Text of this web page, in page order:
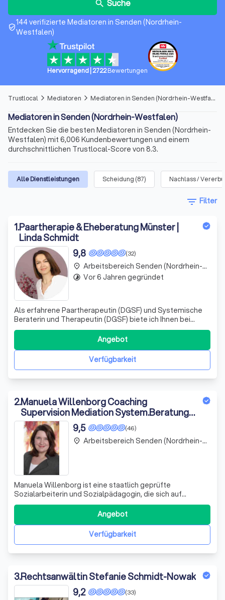
search Suche
verified_user
144 verifizierte Mediatoren in Senden (Nordrhein-
Westfalen)
Hervorragend| 2722 Bewertungen
Trustlocal arrow_forward_ios Mediatoren arrow_forward_ios Mediatoren in Senden (Nordrhein-Westfalen)
Mediatoren in Senden (Nordrhein-Westfalen)
Entdecken Sie die besten Mediatoren in Senden (Nordrhein-
Westfalen) mit 6,006 Kundenbewertungen und einem
durchschnittlichen Trustlocal-Score von 8.3.
Alle Dienstleistungen Scheidung (87) Nachlass /
filter_list Filter
1.Paartherapie & Eheberatung Münster |
Linda Schmidt
(32)
9,8
Als erfahrene Paartherapeutin (DGSF) und Systemische
Beraterin und Therapeutin (DGSF) biete ich Ihnen bei
PAARTIME eine professionelle Unterstützung an, um Ihre
Beziehung zu stärken und zu verbessern.
Verfügbarkeit
Angebot
place Arbeitsbereich Senden (Nordrhein-Westfalen)
timelapse Vor 6 Jahren gegründet
2.Manuela Willenborg Coaching
Supervision Mediation System.Beratung
Traumafachberatung Paarberatung
Hypnosystemische Beratung
(46)
9,5
Manuela Willenborg ist eine staatlich geprüfte
Sozialarbeiterin und Sozialpädagogin, die sich auf
systemische Supervision, Mediation und Beratung
spezialisiert hat. Mit ihrer langjährigen Erfahrung im
psychosozialen und pädagogischen Bereich bietet sie
eine umfassende Beratung, die auf Vertrauen und
Verfügbarkeit
Angebot
place Arbeitsbereich Senden (Nordrhein-Westfalen)
3.Rechtsanwältin Stefanie Schmidt-Nowak
(33)
9,2